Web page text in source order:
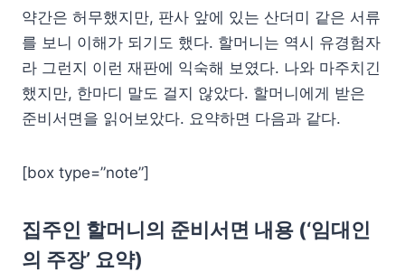
약간은 허무했지만, 판사 앞에 있는 산더미 같은 서류
를 보니 이해가 되기도 했다. 할머니는 역시 유경험자
라 그런지 이런 재판에 익숙해 보였다. 나와 마주치긴
했지만, 한마디 말도 걸지 않았다. 할머니에게 받은
준비서면을 읽어보았다. 요약하면 다음과 같다.
[box type=”note”]
집주인 할머니의 준비서면 내용 (‘임대인
의 주장’ 요약)